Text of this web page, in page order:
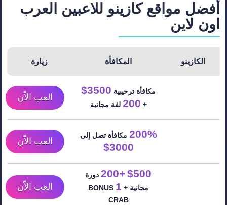
أفضل مواقع كازينو للاعبين العرب
اون لاين
الكازينو المكافأة زيارة
مكافأة ترحيبية 3500$
+
200لفة مجانية
العب الاّن
200%مكافأة تصل إلى
3000$ العب الاّن
$500
+200
دورة
مجانية + 1
BONUS
CRAB
العب الاّن